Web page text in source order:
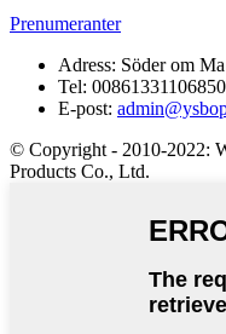
Prenumeranter
Adress: Söder om
Tel:
E-post:
© Copyright - 2010-2022:
Products Co., Ltd.